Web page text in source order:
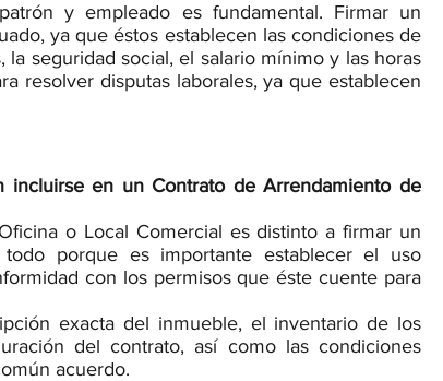
y empleado es fundamental. Firmar un
ya que éstos establecen las condiciones de
seguridad social, el salario mínimo y las horas
resolver disputas laborales, ya que establecen
incluirse en un Contrato de Arrendamiento de
o Local Comercial es distinto a firmar un
porque es importante establecer el uso
con los permisos que éste cuente para
exacta del inmueble, el inventario de los
del contrato, así como las condiciones
acuerdo.